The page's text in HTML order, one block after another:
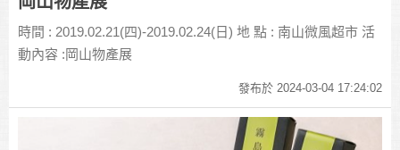
時間 : 2019.02.21(四)-2019.02.24(日) 地 點 : 南山微風超市 活
動內容 :岡山物產展
發布於 2024-03-04 17:24:02